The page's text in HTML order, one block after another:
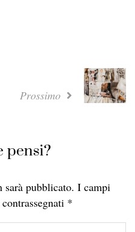
Prossimo
pensi?
pubblicato. I campi
*